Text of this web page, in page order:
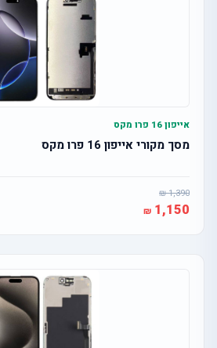
אייפון 16 פרו מקס
מסך מקורי אייפון 16 פרו מקס
1,390
1,150